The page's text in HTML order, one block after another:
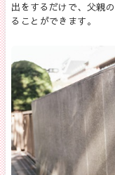
出をするだけで、父親
ることができます。